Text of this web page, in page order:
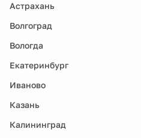
Астрахань
Волгоград
Вологда
Екатеринбург
Иваново
Казань
Калининград